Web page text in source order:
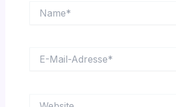
Mail-